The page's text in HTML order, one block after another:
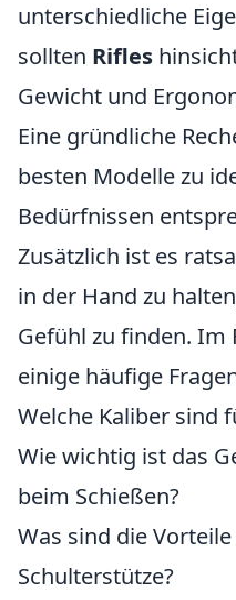
unterschiedliche
sollten Rifles
Gewicht und
Eine gründliche
besten Modelle zu
Bedürfnissen
Zusätzlich ist es
in der Hand zu
Gefühl zu finden. Im
einige häufige
Welche Kaliber sind
Wie wichtig ist das
beim Schießen?
Was sind die
Schulterstütze?